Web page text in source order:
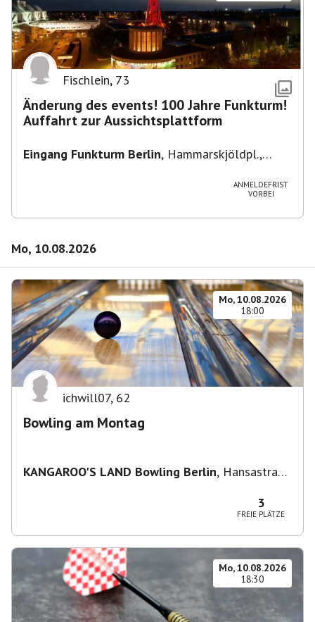
Fischlein, 73
Änderung des events! 100 Jahre Funkturm!
Auffahrt zur Aussichtsplattform
Eingang Funkturm Berlin, Hammarskjöldpl.,
ANMELDEFRIST
VORBEI
Mo, 10.08.2026
Mo, 10.08.2026
18:00
ichwill07, 62
Bowling am Montag
KANGAROO'S LAND Bowling Berlin, Hansastraße
3
FREIE PLÄTZE
Mo, 10.08.2026
18:30